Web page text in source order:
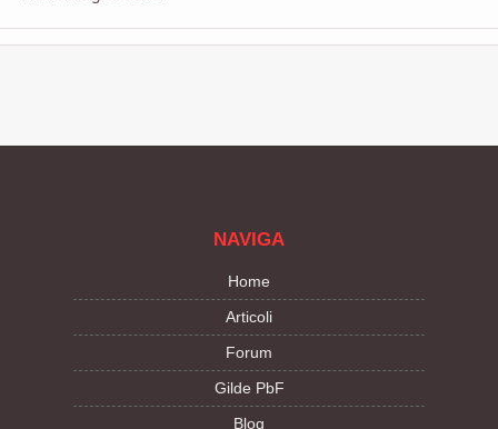
NAVIGA
Home
Articoli
Forum
Gilde PbF
Blog